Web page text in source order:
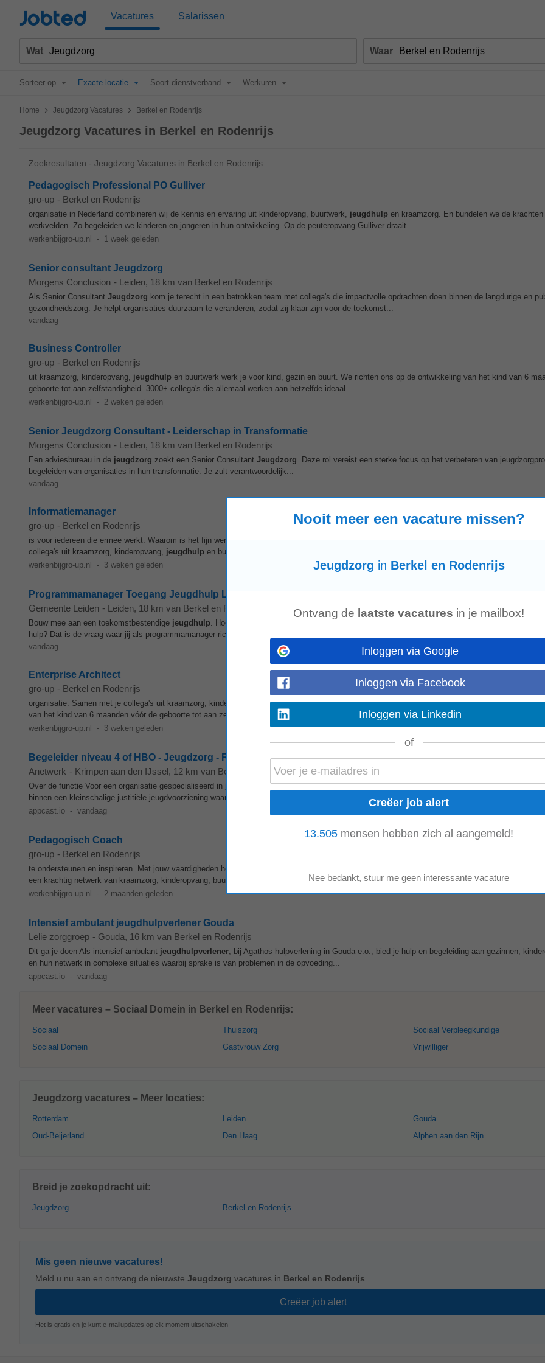
Jobted Vacatures Salarissen
Wat Waar
Sorteer op Exacte locatie Soort dienstverband Werkuren
Home > Jeugdzorg Vacatures > Berkel en Rodenrijs
Jeugdzorg Vacatures in Berkel en Rodenrijs
Zoekresultaten - Jeugdzorg Vacatures in Berkel en Rodenrijs
Pedagogisch Professional PO Gulliver
gro-up - Berkel en Rodenrijs
organisatie in Nederland combineren wij de kennis en ervaring uit kinderopvang, buurtwerk, jeugdhulp en kraamzorg. En bundelen we de
werkvelden. Zo begeleiden we kinderen en jongeren in hun ontwikkeling. Op de peuteropvang Gulliver draait...
werkenbijgro-up.nl
- 1 week geleden
Senior consultant Jeugdzorg
Morgens Conclusion - Leiden, 18 km van Berkel en Rodenrijs
Als Senior Consultant Jeugdzorg kom je terecht in een betrokken team met collega's die impactvolle opdrachten doen binnen de langdurige en
gezondheidszorg. Je helpt organisaties duurzaam te veranderen, zodat zij klaar zijn voor de toekomst...
vandaag
Business Controller
gro-up - Berkel en Rodenrijs
uit kraamzorg, kinderopvang, jeugdhulp en buurtwerk werk je voor kind, gezin en buurt. We richten ons op de ontwikkeling van het kind van 6
geboorte tot aan zelfstandigheid. 3000+ collega's die allemaal werken aan hetzelfde ideaal...
werkenbijgro-up.nl
- 2 weken geleden
Senior Jeugdzorg Consultant - Leiderschap in Transformatie
Morgens Conclusion - Leiden, 18 km van Berkel en Rodenrijs
Een adviesbureau in de jeugdzorg zoekt een Senior Consultant Jeugdzorg. Deze rol vereist een sterke focus op het verbeteren van
begeleiden van organisaties in hun transformatie. Je zult verantwoordelijk...
vandaag
Informatiemanager
gro-up - Berkel en Rodenrijs
is voor iedereen die ermee werkt. Waarom is het fijn werken bij gro-up? Bij gro-up ben je onderdeel van een maatschappelijk betrokken
collega's uit kraamzorg, kinderopvang, jeugdhulp en buurtwerk werk je voor kind, gezin en buurt. We...
werkenbijgro-up.nl
- 3 weken geleden
Programmamanager Toegang Jeugdhulp Leidse regio
Gemeente Leiden - Leiden, 18 km van Berkel en Rodenrijs
Bouw mee aan een toekomstbestendige jeugdhulp. Hoe zorg je dat kinderen, jongeren en gezinnen in de Leidse regio ook morgen kunnen
hulp? Dat is de vraag waar jij als programmamanager richting aan geeft. Samen met vier gemeenten...
vandaag
Enterprise Architect
gro-up - Berkel en Rodenrijs
organisatie. Samen met je collega's uit kraamzorg, kinderopvang, jeugdhulpen buurtwerk werk je voor kind, gezin en buurt. We richten ons op de
van het kind van 6 maanden vóór de geboorte tot aan zelfstandigheid. 3000+ collega's...
werkenbijgro-up.nl
- 3 weken geleden
Begeleider niveau 4 of HBO - Jeugdzorg - Regio Krimpen aan den IJsel
Anetwerk - Krimpen aan den IJssel, 12 km van Berkel en Rodenrijs
Over de functie Voor een organisatie gespecialiseerd in jeugdzorg
zijn wij op zoek naar een Groepsbegeleider Justitiële Jeugd (MBO niveau 4 of
binnen een kleinschalige justitiële jeugdvoorziening waar maximaal acht jongeren (12...
appcast.io - vandaag
Pedagogisch Coach
gro-up - Berkel en Rodenrijs
te ondersteunen en inspireren. Met jouw vaardigheden help je anderen groeien. Samen voor kind, gezin en buurt Bij de kinderopvang ben je
een krachtig netwerk van kraamzorg, kinderopvang, buurtwerk en
. Samen ondersteunen we kind...
werkenbijgro-up.nl
- 2 maanden geleden
Intensief ambulant jeugdhulpverlener Gouda
Lelie zorggroep - Gouda, 16 km van Berkel en Rodenrijs
Dit ga je doen Als intensief ambulant jeugdhulpverlener, bij Agathos hulpverlening in Gouda e.o., bied je hulp en begeleiding aan gezinnen,
en hun netwerk in complexe situaties waarbij sprake is van problemen in de opvoeding...
appcast.io - vandaag
Meer vacatures – Sociaal Domein in Berkel en Rodenrijs:
Sociaal
Sociaal Domein
Thuiszorg
Gastvrouw Zorg
Sociaal Verpleegkundige
Vrijwilliger
Jeugdzorg vacatures – Meer locaties:
Rotterdam
Oud-Beijerland
Leiden
Den Haag
Gouda
Alphen aan den Rijn
Breid je zoekopdracht uit:
Jeugdzorg Berkel en Rodenrijs
Mis geen nieuwe vacatures!
Meld u nu aan en ontvang de nieuwste Jeugdzorg vacatures in Berkel en Rodenrijs
Het is gratis en je kunt e-mailupdates op elk moment uitschakelen
Nooit meer een vacature missen?
Jeugdzorg in Berkel en Rodenrijs
Ontvang de laatste vacatures in je mailbox!
Inloggen via Google
Inloggen via Facebook
Inloggen via Linkedin
of
13.505 mensen hebben zich al aangemeld!